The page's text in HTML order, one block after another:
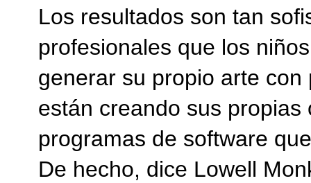
Los resultados son tan
profesionales que los
generar su propio arte
están creando sus
programas de software
De hecho, dice Lowell